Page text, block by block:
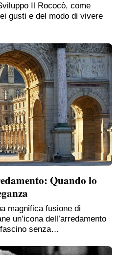
Il Rococò, come
gusti e del modo di vivere
Quando lo
magnifica fusione di
un’icona dell’arredamento
senza…